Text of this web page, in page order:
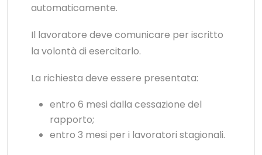
automaticamente.
Il lavoratore deve comunicare per iscritto
la volontà di esercitarlo.
La richiesta deve essere presentata:
entro 6 mesi dalla cessazione del
rapporto;
entro 3 mesi per i lavoratori stagionali.